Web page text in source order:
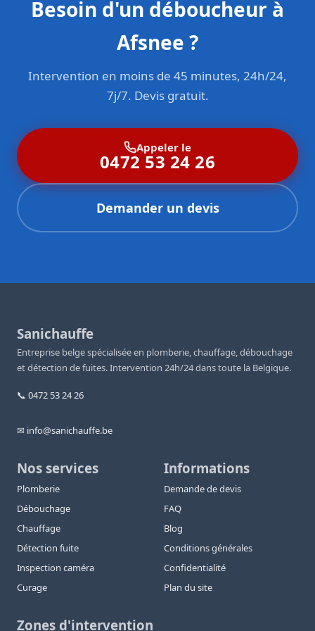
Besoin d'un déboucheur à
Afsnee ?
Intervention en moins de 45 minutes, 24h/24,
7j/7. Devis gratuit.
Appeler le
0472 53 24 26
Demander un devis
Sanichauffe
Entreprise belge spécialisée en plomberie, chauffage, débouchage
et détection de fuites. Intervention 24h/24 dans toute la Belgique.
📞 0472 53 24 26
✉ info@sanichauffe.be
Nos services
Plomberie
Débouchage
Chauffage
Détection fuite
Inspection caméra
Curage
Informations
Demande de devis
FAQ
Blog
Conditions générales
Confidentialité
Plan du site
Zones d'intervention